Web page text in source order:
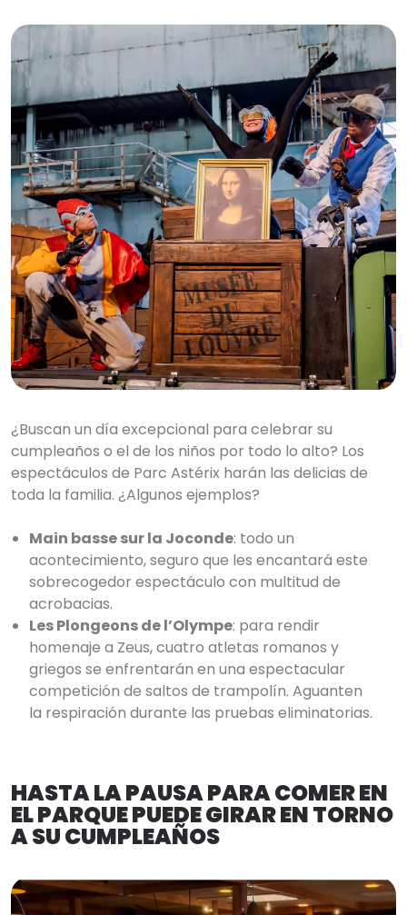
¿Buscan un día excepcional para celebrar su
cumpleaños o el de los niños por todo lo alto? Los
espectáculos de Parc Astérix harán las delicias de
toda la familia. ¿Algunos ejemplos?
Main basse sur la Joconde: todo un
acontecimiento, seguro que les encantará este
sobrecogedor espectáculo con multitud de
acrobacias.
Les Plongeons de l’Olympe: para rendir
homenaje a Zeus, cuatro atletas romanos y
griegos se enfrentarán en una espectacular
competición de saltos de trampolín. Aguanten
la respiración durante las pruebas eliminatorias.
HASTA LA PAUSA PARA COMER EN
EL PARQUE PUEDE GIRAR EN TORNO
A SU CUMPLEAÑOS